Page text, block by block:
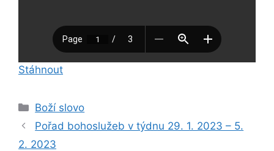
Stáhnout
Rubriky
Boží slovo
Pořad bohoslužeb v týdnu 29. 1. 2023 – 5.
2. 2023